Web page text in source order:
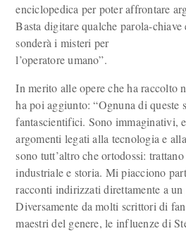
enciclopedica per poter affrontare
Basta digitare qualche parola-
sonderà i misteri per
l’operatore umano”.
In merito alle opere che ha raccolto
ha poi aggiunto: “Ognuna di queste
fantascientifici. Sono immaginativi,
argomenti legati alla tecnologia e
sono tutt’altro che ortodossi:
industriale e storia. Mi piacciono
racconti indirizzati direttamente a
Diversamente da molti scrittori di
maestri del genere, le influenze di